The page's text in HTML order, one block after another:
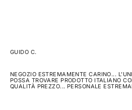
GUIDO C.
NEGOZIO ESTREMAMENTE CARINO...
POSSA TROVARE PRODOTTO ITALIANO
QUALITÀ PREZZO... PERSONALE